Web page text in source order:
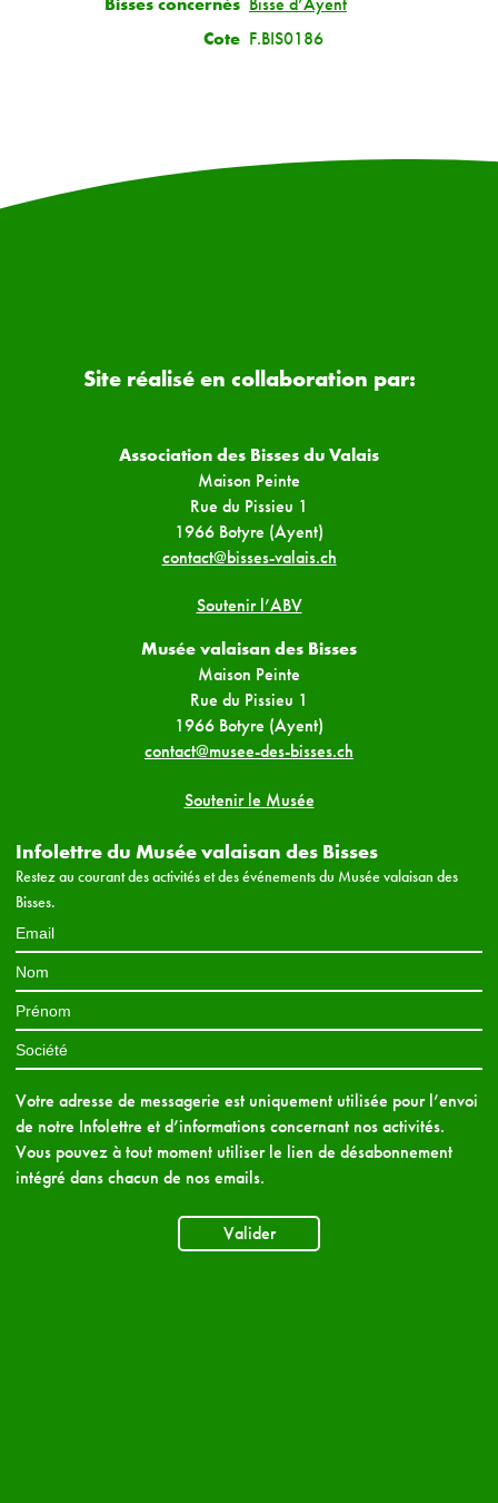
Cote F.BIS0186
Site réalisé en collaboration par:
Association des Bisses du Valais
Maison Peinte
Rue du Pissieu 1
1966 Botyre (Ayent)
contact@bisses-valais.ch
Soutenir l’ABV
Musée valaisan des Bisses
Maison Peinte
Rue du Pissieu 1
1966 Botyre (Ayent)
contact@musee-des-bisses.ch
Soutenir le Musée
Infolettre du Musée valaisan des Bisses
Restez au courant des activités et des événements du Musée valaisan des
Bisses.
Votre adresse de messagerie est uniquement utilisée pour l’envoi
de notre Infolettre et d’informations concernant nos activités.
Vous pouvez à tout moment utiliser le lien de désabonnement
intégré dans chacun de nos emails.